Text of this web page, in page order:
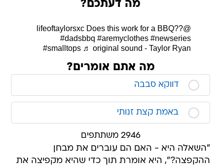
מה דעתכם?
@lifeoftaylorsxc
Does this work for a BBQ??
#dadsbbq #aremyclothes #newseries
#smalltops ♬ original sound - Taylor Ryan
מה אתם אומרים?
דווקא סבבה
באמת קצת זנותי
2946 משתתפים
"השאלה היא - האם הם עוברים את מבחן
ההקפצה?", היא אומרת תוך כדי שהיא מקפיצה את